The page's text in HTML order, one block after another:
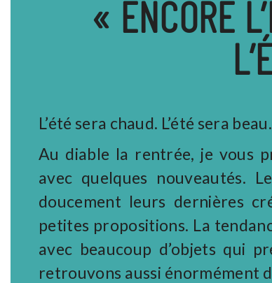
« ENCORE
L’été sera chaud. L’été sera
Au diable la rentrée, je vous
avec quelques nouveautés.
doucement leurs dernières
petites propositions. La
avec beaucoup d’objets qui
retrouvons aussi énormément